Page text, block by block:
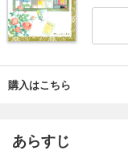
購入はこちら
あらすじ